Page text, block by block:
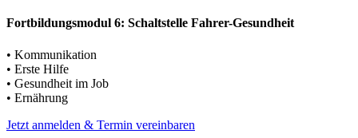
Fortbildungsmodul 6: Schaltstelle Fahrer-Gesundheit
• Kommunikation
• Erste Hilfe
• Gesundheit im Job
• Ernährung
Jetzt anmelden & Termin vereinbaren